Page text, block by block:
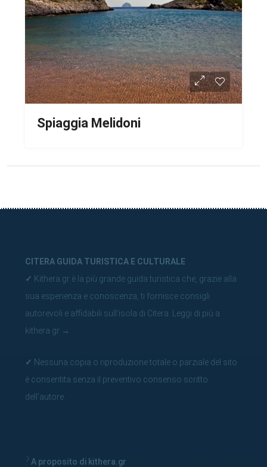
Spiaggia Melidoni
CITERA GUIDA TURISTICA E CULTURALE
✓ Kithera.gr è la più grande guida turistica che, grazie alla
sua esperienza e conoscenza, ti fornisce consigli
autorevoli e affidabili sull'isola di Citera. Leggi di più a
kithera.gr →
✓ Nessuna copia o riproduzione totale o parziale del sito
è consentita senza il preventivo consenso scritto
dell'autore.
A proposito di kithera.gr